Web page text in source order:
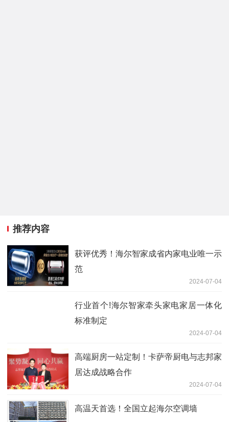
推荐内容
获评优秀！海尔智家成省内家电业唯一示
范
2024-07-04
行业首个!海尔智家牵头家电家居一体化
标准制定
2024-07-04
高端厨房一站定制！卡萨帝厨电与志邦家
居达成战略合作
2024-07-04
高温天首选！全国立起海尔空调墙